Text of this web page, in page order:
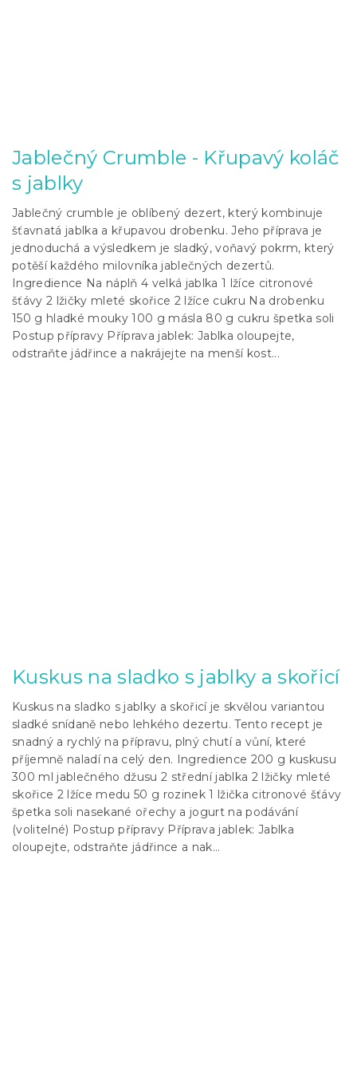
Jablečný Crumble - Křupavý koláč
s jablky
Jablečný crumble je oblíbený dezert, který kombinuje
šťavnatá jablka a křupavou drobenku. Jeho příprava je
jednoduchá a výsledkem je sladký, voňavý pokrm, který
potěší každého milovníka jablečných dezertů.
Ingredience Na náplň 4 velká jablka 1 lžíce citronové
šťávy 2 lžičky mleté skořice 2 lžíce cukru Na drobenku
150 g hladké mouky 100 g másla 80 g cukru špetka soli
Postup přípravy Příprava jablek: Jablka oloupejte,
odstraňte jádřince a nakrájejte na menší kost...
Kuskus na sladko s jablky a skořicí
Kuskus na sladko s jablky a skořicí je skvělou variantou
sladké snídaně nebo lehkého dezertu. Tento recept je
snadný a rychlý na přípravu, plný chutí a vůní, které
příjemně naladí na celý den. Ingredience 200 g kuskusu
300 ml jablečného džusu 2 střední jablka 2 lžičky mleté
skořice 2 lžíce medu 50 g rozinek 1 lžička citronové šťávy
špetka soli nasekané ořechy a jogurt na podávání
(volitelné) Postup přípravy Příprava jablek: Jablka
oloupejte, odstraňte jádřince a nak...